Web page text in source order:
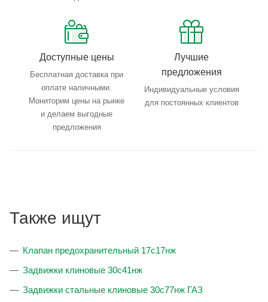
Доступные цены
Бесплатная доставка при
оплате наличными.
Мониторим цены на рынке
и делаем выгодные
предложения
Лучшие
предложения
Индивидуальные условия
для постоянных клиентов
Также ищут
Клапан предохранительный 17с17нж
Задвижки клиновые 30с41нж
Задвижки стальные клиновые 30с77нж ГАЗ